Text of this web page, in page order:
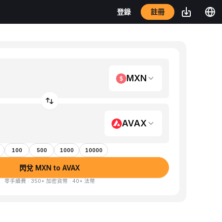
登錄 註冊
MXN
AVAX
100 500 1000 10000
閃兌 MXN to AVAX
零手續費 · 350+ 加密貨幣 · 40+ 法幣